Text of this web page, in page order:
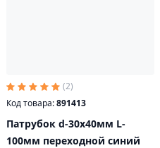
(2)
Код товара:891413
Патрубок d-30х40мм L-
100мм переходной синий